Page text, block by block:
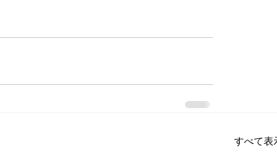
すべて表